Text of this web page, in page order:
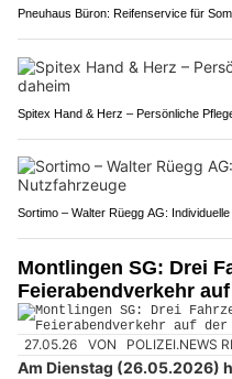
Pneuhaus Büron: Reifenservice für
Spitex Hand & Herz – Persönliche
Sortimo – Walter Rüegg AG:
Montlingen SG: Drei
Feierabendverkehr
27.05.26 VON POLIZEI.NEWS
Am Dienstag (26.05.2026)